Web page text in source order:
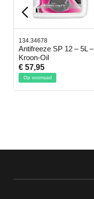
134.34678
Antifreeze SP 12 – 5L –
Kroon-Oil
€ 57,95
Op voorraad